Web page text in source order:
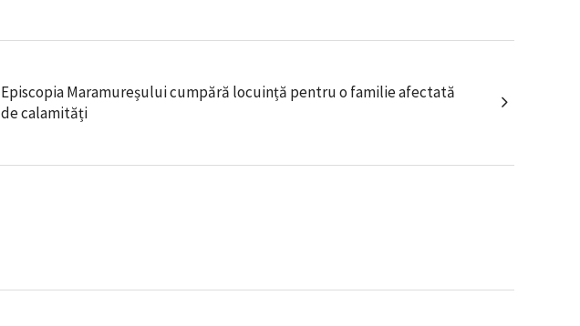
Episcopia Maramureșului cumpără locuință pentru o familie afectată
de calamități